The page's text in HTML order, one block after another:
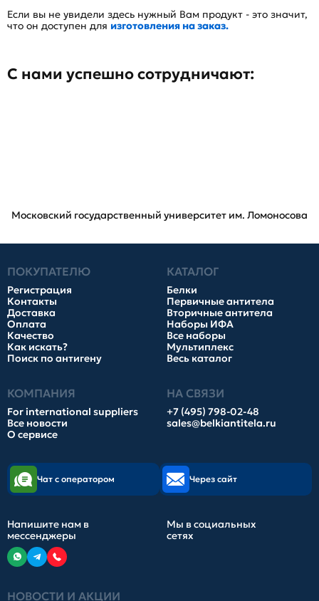
Если вы не увидели здесь нужный Вам продукт - это значит,
что он доступен для изготовления на заказ.
С нами успешно сотрудничают:
Московский государственный университет им. Ломоносова
ПОКУПАТЕЛЮ
Регистрация
Контакты
Доставка
Оплата
Качество
Как искать?
Поиск по антигену
КАТАЛОГ
Белки
Первичные антитела
Вторичные антитела
Наборы ИФА
Все наборы
Мультиплекс
Весь каталог
КОМПАНИЯ
For international suppliers
Все новости
О сервисе
НА СВЯЗИ
+7 (495) 798-02-48
sales@belkiantitela.ru
НОВОСТИ И АКЦИИ
Чат с оператором Через сайт
Напишите нам в
мессенджеры
Мы в социальных
сетях